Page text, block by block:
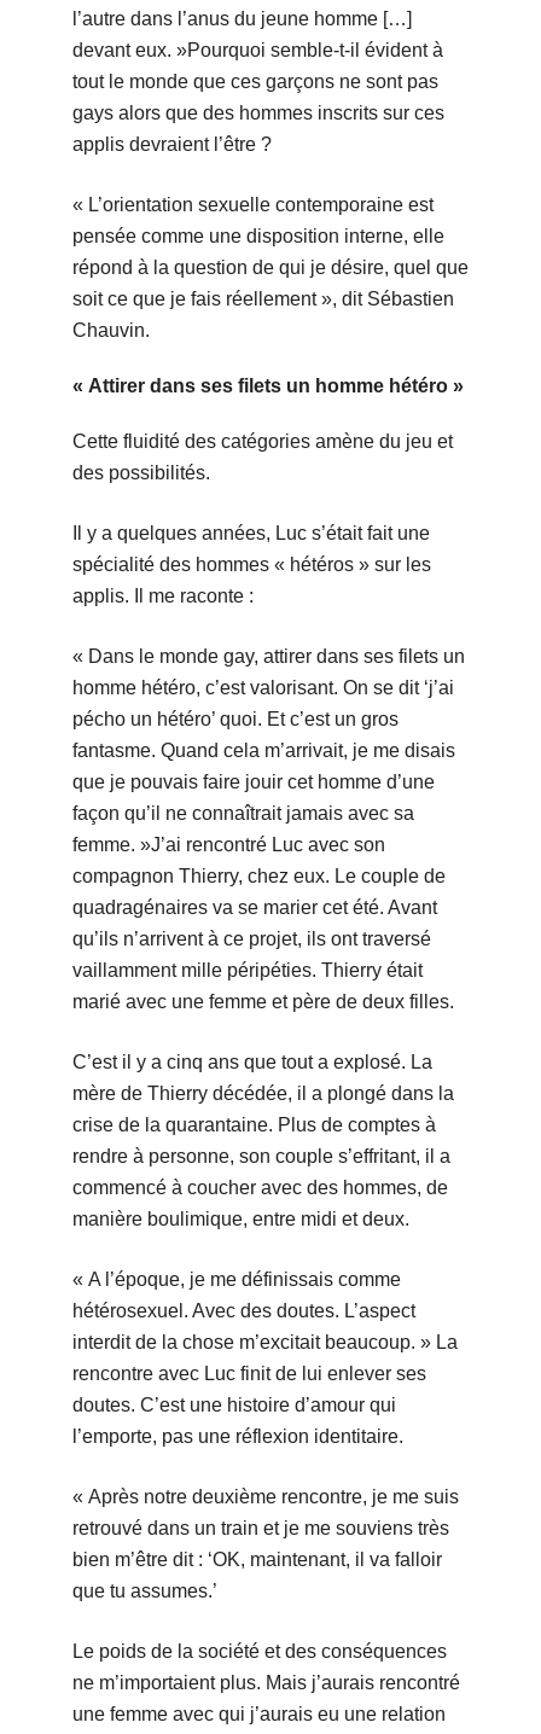
l’autre dans l’anus du jeune homme […]
devant eux. »Pourquoi semble-t-il évident à
tout le monde que ces garçons ne sont pas
gays alors que des hommes inscrits sur ces
applis devraient l’être ?
« L’orientation sexuelle contemporaine est
pensée comme une disposition interne, elle
répond à la question de qui je désire, quel que
soit ce que je fais réellement », dit Sébastien
Chauvin.
« Attirer dans ses filets un homme hétéro »
Cette fluidité des catégories amène du jeu et
des possibilités.
Il y a quelques années, Luc s’était fait une
spécialité des hommes « hétéros » sur les
applis. Il me raconte :
« Dans le monde gay, attirer dans ses filets un
homme hétéro, c’est valorisant. On se dit ‘j’ai
pécho un hétéro’ quoi. Et c’est un gros
fantasme. Quand cela m’arrivait, je me disais
que je pouvais faire jouir cet homme d’une
façon qu’il ne connaîtrait jamais avec sa
femme. »J’ai rencontré Luc avec son
compagnon Thierry, chez eux. Le couple de
quadragénaires va se marier cet été. Avant
qu’ils n’arrivent à ce projet, ils ont traversé
vaillamment mille péripéties. Thierry était
marié avec une femme et père de deux filles.
C’est il y a cinq ans que tout a explosé. La
mère de Thierry décédée, il a plongé dans la
crise de la quarantaine. Plus de comptes à
rendre à personne, son couple s’effritant, il a
commencé à coucher avec des hommes, de
manière boulimique, entre midi et deux.
« A l’époque, je me définissais comme
hétérosexuel. Avec des doutes. L’aspect
interdit de la chose m’excitait beaucoup. » La
rencontre avec Luc finit de lui enlever ses
doutes. C’est une histoire d’amour qui
l’emporte, pas une réflexion identitaire.
« Après notre deuxième rencontre, je me suis
retrouvé dans un train et je me souviens très
bien m’être dit : ‘OK, maintenant, il va falloir
que tu assumes.’
Le poids de la société et des conséquences
ne m’importaient plus. Mais j’aurais rencontré
une femme avec qui j’aurais eu une relation